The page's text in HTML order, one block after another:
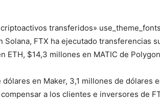
transferidos»
Solana, FTX ha ejecutado transferencias
ETH, $14,3 millones en MATIC de
en Maker, 3,1 millones de dólares
a los clientes e inversores de